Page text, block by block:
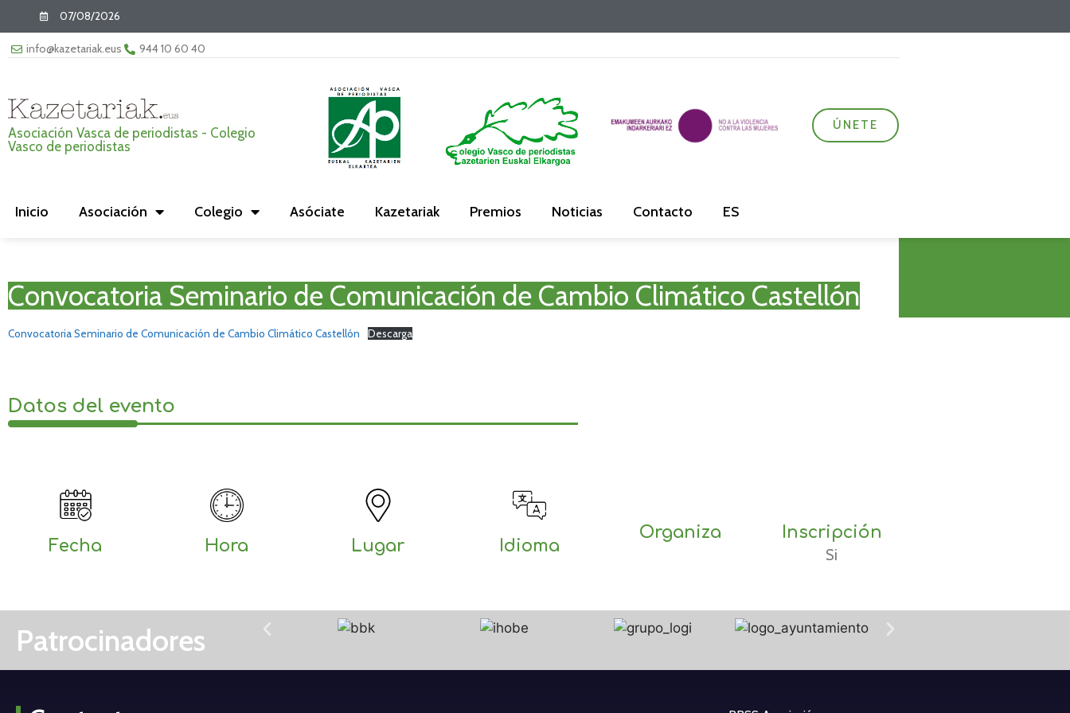
07/08/2026
info@kazetariak.eus 944 10 60 40
Asociación Vasca de periodistas - Colegio
Vasco de periodistas
ÚNETE
Inicio Asociación Colegio Asóciate Kazetariak Premios Noticias Contacto ES
Convocatoria Seminario de Comunicación de Cambio Climático Castellón
Convocatoria Seminario de Comunicación de Cambio Climático Castellón Descarga
Datos del evento
Fecha Hora Lugar Idioma
Organiza Inscripción
Si
Patrocinadores